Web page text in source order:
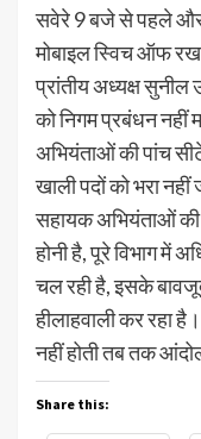
सवेरे 9 बजे से पहले और
मोबाइल स्विच ऑफ
प्रांतीय अध्यक्ष सुनील
को निगम प्रबंधन नहीं
अभियंताओं की पांच
खाली पदों को भरा
सहायक अभियंताओं की
होनी है, पूरे विभाग में
चल रही है, इसके
हीलाहवाली कर रहा
नहीं होती तब तक
Share this: